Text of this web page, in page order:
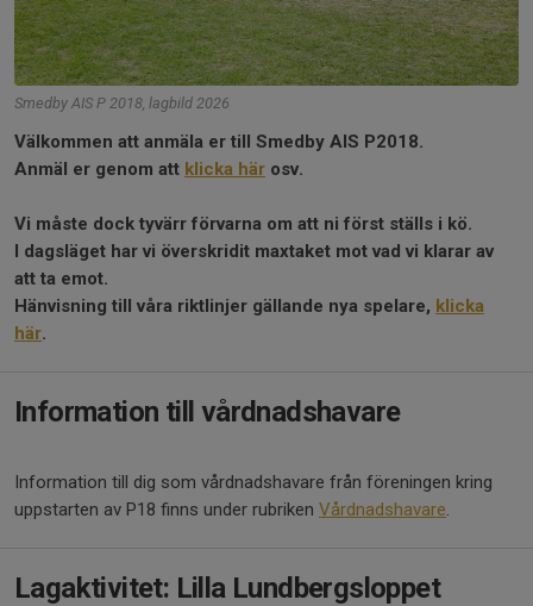
Smedby AIS P 2018, lagbild 2026
Välkommen att anmäla er till Smedby AIS P2018.
Anmäl er genom att klicka här osv.
Vi måste dock tyvärr förvarna om att ni först ställs i kö.
I dagsläget har vi överskridit maxtaket mot vad vi klarar av
att ta emot.
Hänvisning till våra riktlinjer gällande nya spelare, klicka
här.
Information till vårdnadshavare
Information till dig som vårdnadshavare från föreningen kring
uppstarten av P18 finns under rubriken Vårdnadshavare.
Lagaktivitet: Lilla Lundbergsloppet